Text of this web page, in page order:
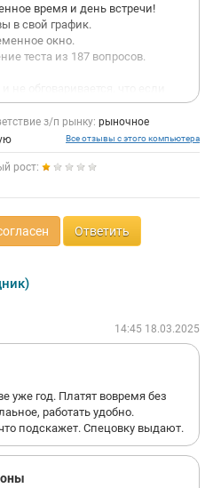
время и день встречи!
в свой график.
окно.
теста из 187 вопросов.
обговаривается, что если
заказчика, то
заключенными
- ежесекундно
просит подтвердить встречу,
на тест, с уточняющим
все ли в порядке,
тест?
игнорируя собеседника и
процесса , и через какое-то
встреча отклоняется ,по
решит тратить ли время, и
поведения работодателя!
з/п рынку: рыночное
Все отзывы с этого компьютера
рост:
Ответить
14:45 18.03.2025
уже год. Платят вовремя без
работать удобно.
подскажет. Спецовку выдают.